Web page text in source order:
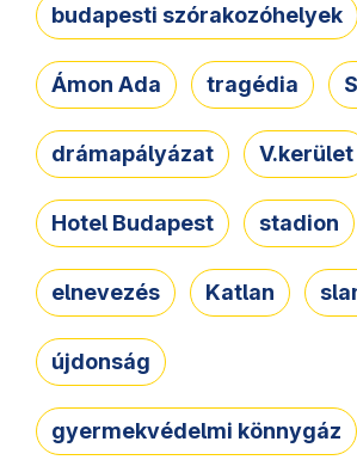
budapesti szórakozóhelyek
Ámon Ada tragédia
drámapályázat V.kerület
Hotel Budapest stadion
elnevezés Katlan
újdonság
gyermekvédelmi könnygáz